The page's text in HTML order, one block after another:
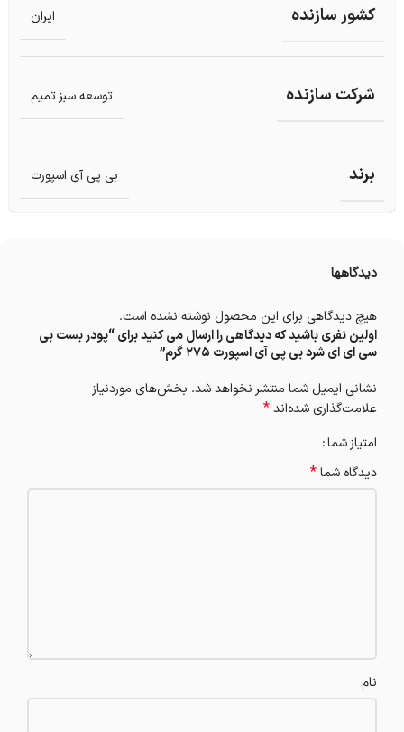
کشور سازنده ایران
شرکت سازنده توسعه سبز تمیم
برند بی پی آی اسپورت
دیدگاهها
هیچ دیدگاهی برای این محصول نوشته نشده است.
اولین نفری باشید که دیدگاهی را ارسال می کنید برای “پودر بست بی
سی ای ای شرد بی پی آی اسپورت 275 گرم”
نشانی ایمیل شما منتشر نخواهد شد. بخش‌های موردنیاز
علامت‌گذاری شده‌اند*
امتیاز شما
دیدگاه شما*
نام